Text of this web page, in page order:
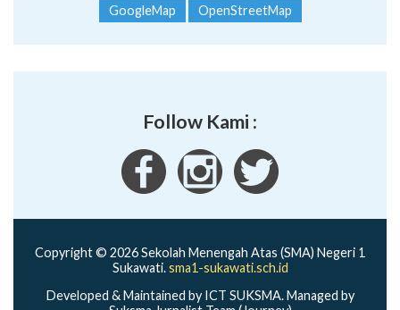
GoogleMap OpenStreetMap
Follow Kami :
Copyright © 2026 Sekolah Menengah Atas (SMA) Negeri 1
Sukawati.sma1-sukawati.sch.id
Developed & Maintained by ICT SUKSMA. Managed by